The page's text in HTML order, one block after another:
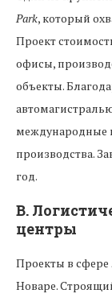
Park, который
Проект
офисы,
объекты.
международные
производства.
год.
B.
центры
Проекты в сфере
Новаре.